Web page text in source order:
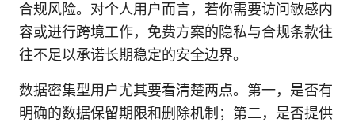
合规风险。对个人用户而言，若你需要访问敏感内
容或进行跨境工作，免费方案的隐私与合规条款往
往不足以承诺长期稳定的安全边界。
数据密集型用户尤其要看清楚两点。第一，是否有
明确的数据保留期限和删除机制；第二，是否提供